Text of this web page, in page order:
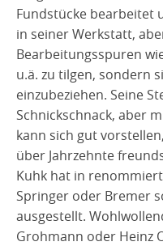
Fundstücke bearbeitet
in seiner Werkstatt,
Bearbeitungsspuren
u.ä. zu tilgen, sondern
einzubeziehen. Seine
Schnickschnack, aber
kann sich gut
über Jahrzehnte
Kuhk hat in
Springer oder Bremer
ausgestellt.
Grohmann oder Heinz